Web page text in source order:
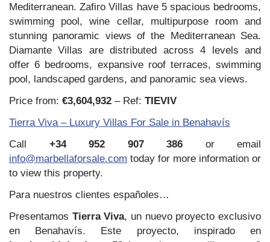
Mediterranean. Zafiro Villas have 5 spacious bedrooms,
swimming pool, wine cellar, multipurpose room and
stunning panoramic views of the Mediterranean Sea.
Diamante Villas are distributed across 4 levels and
offer 6 bedrooms, expansive roof terraces, swimming
pool, landscaped gardens, and panoramic sea views.
Price from: €3,604,932 – Ref: TIEVIV
Tierra Viva – Luxury Villas For Sale in Benahavís
Call +34 952 907 386 or email
info@marbellaforsale.com today for more information or
to view this property.
Para nuestros clientes españoles…
Presentamos Tierra Viva, un nuevo proyecto exclusivo
en Benahavís. Este proyecto, inspirado en